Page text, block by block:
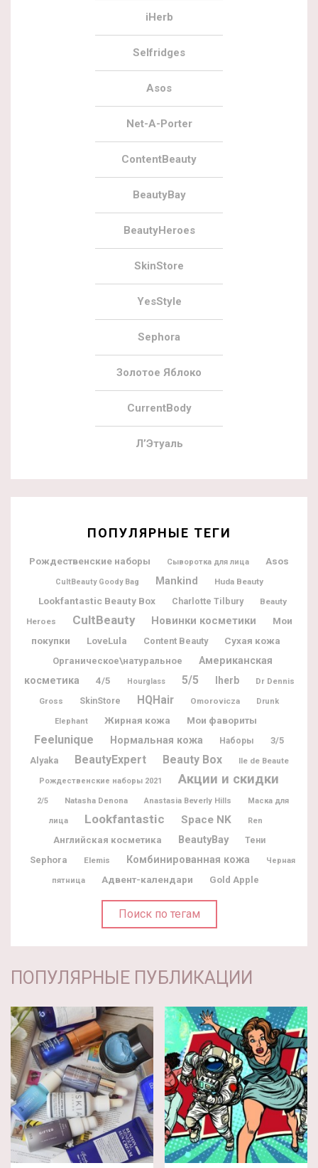
iHerb
Selfridges
Asos
Net-A-Porter
ContentBeauty
BeautyBay
BeautyHeroes
SkinStore
YesStyle
Sephora
Золотое Яблоко
CurrentBody
Л’Этуаль
ПОПУЛЯРНЫЕ ТЕГИ
Рождественские наборы Сыворотка для лица Asos
CultBeauty Goody Bag Mankind Huda Beauty
Lookfantastic Beauty Box Charlotte Tilbury
Beauty
Heroes
CultBeauty Новинки косметики
Мои
покупки
LoveLula Content Beauty
Сухая кожа
Органическое\натуральное
Американская
косметика
4/5 Hourglass 5/5 Iherb
Dr Dennis
Gross
SkinStore HQHair Omorovicza Drunk
Elephant Жирная кожа Мои фавориты
Feelunique Нормальная кожа Наборы
3/5
Alyaka
BeautyExpert Beauty Box Ile de Beaute
Рождественские наборы 2021 Акции и скидки
2/5 Natasha Denona Anastasia Beverly Hills Маска для
лица Lookfantastic Space NK Ren
Английская косметика BeautyBay Тени
Sephora Elemis Комбинированная кожа Черная
пятница Адвент-календари Gold Apple
Поиск по тегам
ПОПУЛЯРНЫЕ ПУБЛИКАЦИИ